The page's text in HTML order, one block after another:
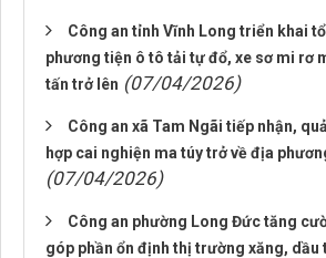
Công an tỉnh Vĩnh Long triển khai
phương tiện ô tô tải tự đổ, xe sơ mi rơ
tấn trở lên (07/04/2026)
Công an xã Tam Ngãi tiếp nhận,
hợp cai nghiện ma túy trở về địa
(07/04/2026)
Công an phường Long Đức tăng
góp phần ổn định thị trường xăng, dầu